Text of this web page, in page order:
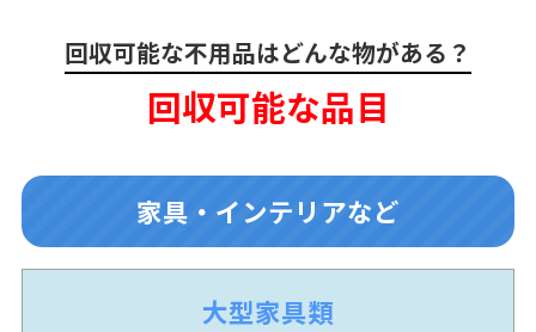
回収可能な不用品はどんな物がある？
回収可能な品目
家具・インテリアなど
大型家具類